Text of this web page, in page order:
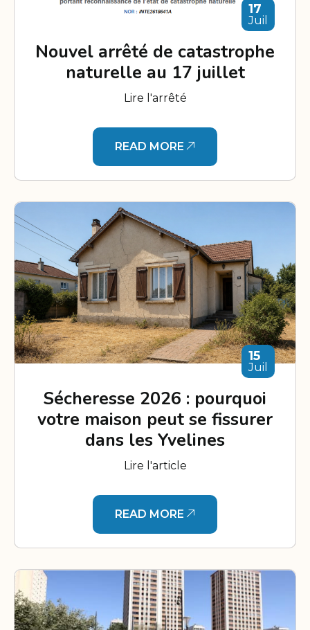
17
Juil
Nouvel arrêté de catastrophe
naturelle au 17 juillet
Lire l'arrêté
READ MORE
15
Juil
Sécheresse 2026 : pourquoi
votre maison peut se fissurer
dans les Yvelines
Lire l'article
READ MORE